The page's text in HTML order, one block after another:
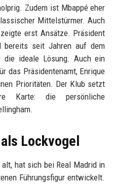
Zudem ist Mbappé eher
Mittelstürmer. Auch
erst Ansätze. Präsident
bereits seit Jahren auf dem
die ideale Lösung. Auch ein
das Präsidentenamt, Enrique
Prioritäten. Der Klub setzt
Karte: die persönliche
Lockvogel
hat sich bei Real Madrid in
Führungsfigur entwickelt.